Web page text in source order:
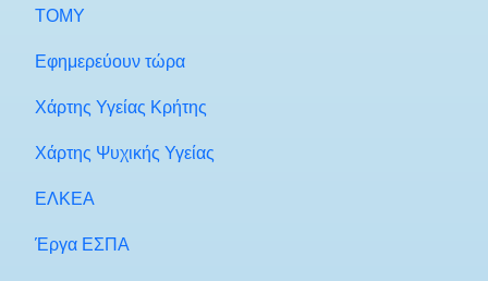
ΤΟΜΥ
Εφημερεύουν τώρα
Χάρτης Υγείας Κρήτης
Χάρτης Ψυχικής Υγείας
ΕΛΚΕΑ
Έργα ΕΣΠΑ